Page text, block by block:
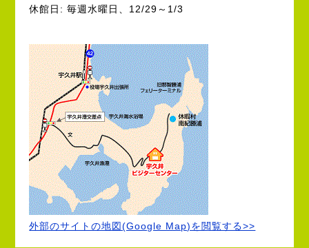
休館日: 毎週水曜日、12/29～1/3
外部のサイトの地図(Google Map)を閲覧する>>